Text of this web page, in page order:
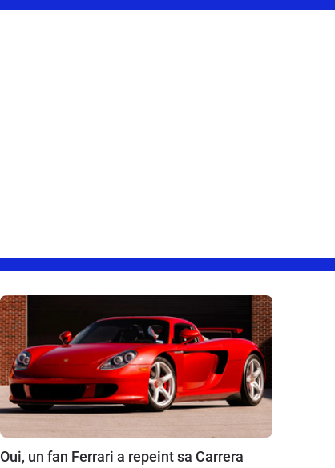
Oui, un fan Ferrari a repeint sa Carrera